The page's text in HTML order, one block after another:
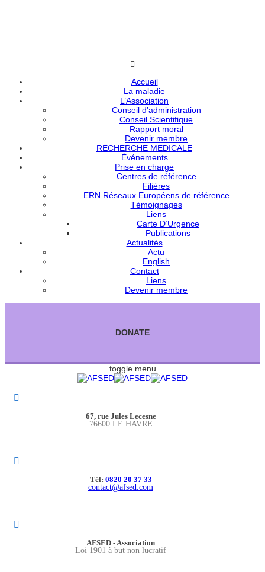
Accueil
La maladie
L’Association
Conseil d’administration
Conseil Scientifique
Rapport moral
Devenir membre
RECHERCHE MEDICALE
Événements
Prise en charge
Centres de référence
Filières
ERN Réseaux Européens de référence
Témoignages
Liens
Carte D’Urgence
Publications
Actualités
Actu
English
Contact
Liens
Devenir membre
DONATE
toggle menu
67, rue Jules Lecesne
76600 LE HAVRE
Tél: 0820 20 37 33
contact@afsed.com
AFSED - Association
Loi 1901 à but non lucratif